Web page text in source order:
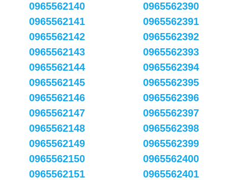
0965562140
0965562141
0965562142
0965562143
0965562144
0965562145
0965562146
0965562147
0965562148
0965562149
0965562150
0965562151
0965562390
0965562391
0965562392
0965562393
0965562394
0965562395
0965562396
0965562397
0965562398
0965562399
0965562400
0965562401